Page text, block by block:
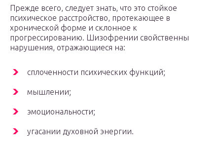
Прежде всего, следует знать, что это стойкое
психическое расстройство, протекающее в
хронической форме и склонное к
прогрессированию. Шизофрении свойственны
нарушения, отражающиеся на:
сплоченности психических функций;
мышлении;
эмоциональности;
угасании духовной энергии.